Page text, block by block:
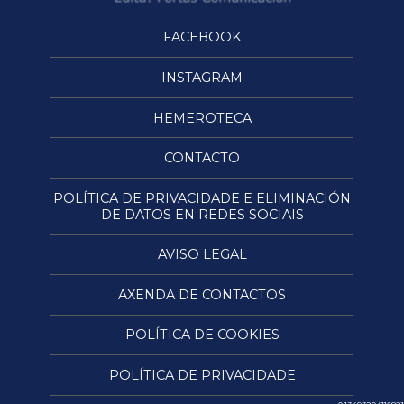
FACEBOOK
INSTAGRAM
HEMEROTECA
CONTACTO
POLÍTICA DE PRIVACIDADE E ELIMINACIÓN
DE DATOS EN REDES SOCIAIS
AVISO LEGAL
AXENDA DE CONTACTOS
POLÍTICA DE COOKIES
POLÍTICA DE PRIVACIDADE